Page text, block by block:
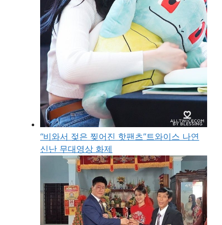
“비와서 젖은 찢어진 핫팬츠”트와이스 나연
신난 무대영상 화제